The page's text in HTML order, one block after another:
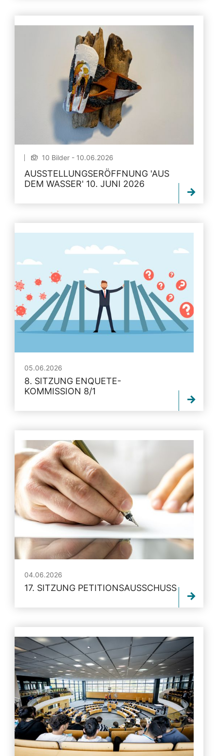
10 Bilder - 10.06.2026
AUSSTELLUNGSERÖFFNUNG 'AUS
DEM WASSER' 10. JUNI 2026
05.06.2026
8. SITZUNG ENQUETE-
KOMMISSION 8/1
04.06.2026
17. SITZUNG PETITIONSAUSSCHUSS